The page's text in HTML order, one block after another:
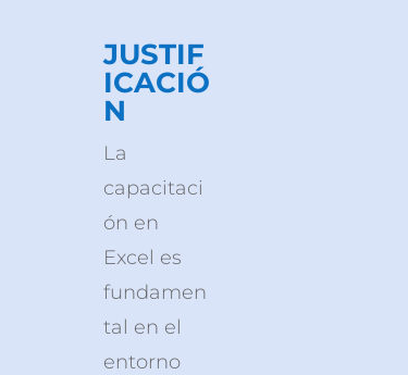
JUSTIF
ICACIÓ
N
La
capacitaci
ón en
Excel es
fundamen
tal en el
entorno